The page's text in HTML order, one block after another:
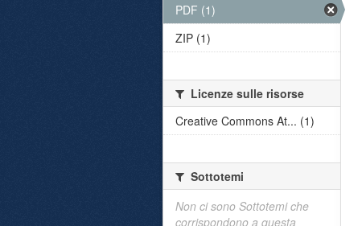
PDF (1)
ZIP (1)
Licenze sulle risorse
Creative Commons At... (1)
Sottotemi
Non ci sono Sottotemi che
corrispondono a questa